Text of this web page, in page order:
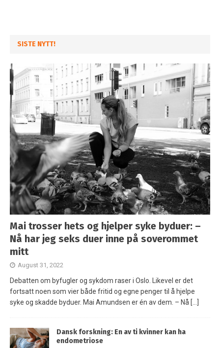
SISTE NYTT!
Mai trosser hets og hjelper syke byduer: –
Nå har jeg seks duer inne på soverommet
mitt
August 31, 2022
Debatten om byfugler og sykdom raser i Oslo. Likevel er det
fortsatt noen som vier både fritid og egne penger til å hjelpe
syke og skadde byduer. Mai Amundsen er én av dem. – Nå […]
Dansk forskning: En av ti kvinner kan ha
endometriose